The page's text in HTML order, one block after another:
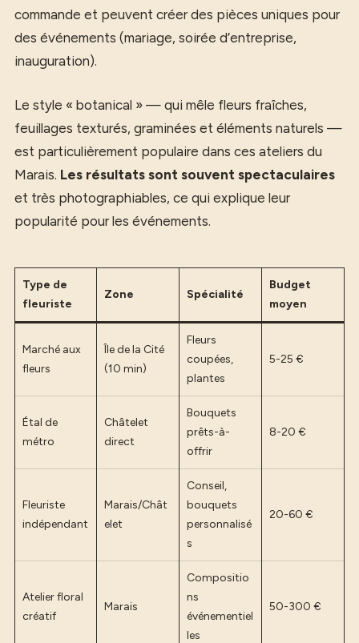
commande et peuvent créer des pièces uniques pour
des événements (mariage, soirée d’entreprise,
inauguration).
Le style « botanical » — qui mêle fleurs fraîches,
feuillages texturés, graminées et éléments naturels —
est particulièrement populaire dans ces ateliers du
Marais. Les résultats sont souvent spectaculaires
et très photographiables, ce qui explique leur
popularité pour les événements.
Type de
fleuriste
Zone Spécialité
Budget
moyen
Marché aux
fleurs
Île de la Cité
(10 min)
Fleurs
coupées,
plantes
5-25 €
Étal de
métro
Châtelet
direct
Bouquets
prêts-à-
offrir
8-20 €
Fleuriste
indépendant
Marais/Chât
elet
Conseil,
bouquets
personnalisé
s
20-60 €
Atelier floral
créatif
Marais
Compositio
ns
événementiel
les
50-300 €